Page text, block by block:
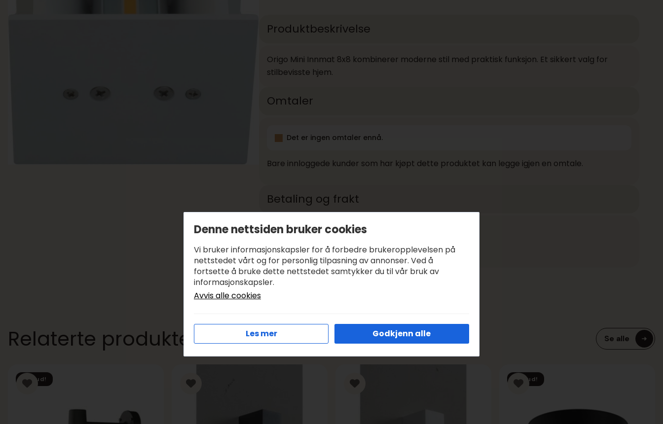
Produktbeskrivelse
Origo Mini Innmat 8x8 kombinerer moderne stil med praktisk funksjon. Et sikkert valg for
stilbevisste hjem.
Omtaler
Det er ingen omtaler ennå.
Bare innloggede kunder som har kjøpt dette produktet kan legge igjen en omtale.
Betaling og frakt
Betale med:KLARNA, VIPPS
Frakt:
GRATIS FRA KR 1000
Relaterte produkter Se alle
Tilbud! Tilbud!
Denne nettsiden bruker cookies
Vi bruker informasjonskapsler for å forbedre brukeropplevelsen på
nettstedet vårt og for personlig tilpasning av annonser. Ved å
fortsette å bruke dette nettstedet samtykker du til vår bruk av
informasjonskapsler.
Avvis alle cookies
Les mer Godkjenn alle